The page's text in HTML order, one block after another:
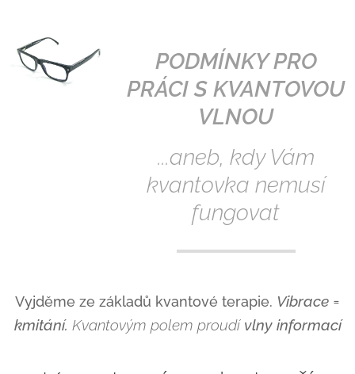
PODMÍNKY PRO
PRÁCI S KVANTOVOU
VLNOU
...aneb, kdy Vám
kvantovka nemusí
fungovat
Vyjděme ze základů kvantové terapie. Vibrace =
kmitání. Kvantovým polem proudí vlnyinformací